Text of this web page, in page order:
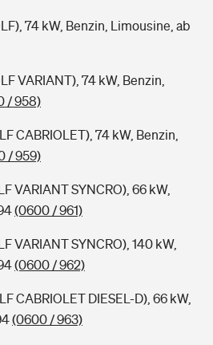
74 kW, Benzin, Limousine, ab
VARIANT), 74 kW, Benzin,
/ 958)
CABRIOLET), 74 kW, Benzin,
/ 959)
VARIANT SYNCRO), 66 kW,
(0600 / 961)
VARIANT SYNCRO), 140 kW,
(0600 / 962)
CABRIOLET DIESEL-D), 66 kW,
(0600 / 963)